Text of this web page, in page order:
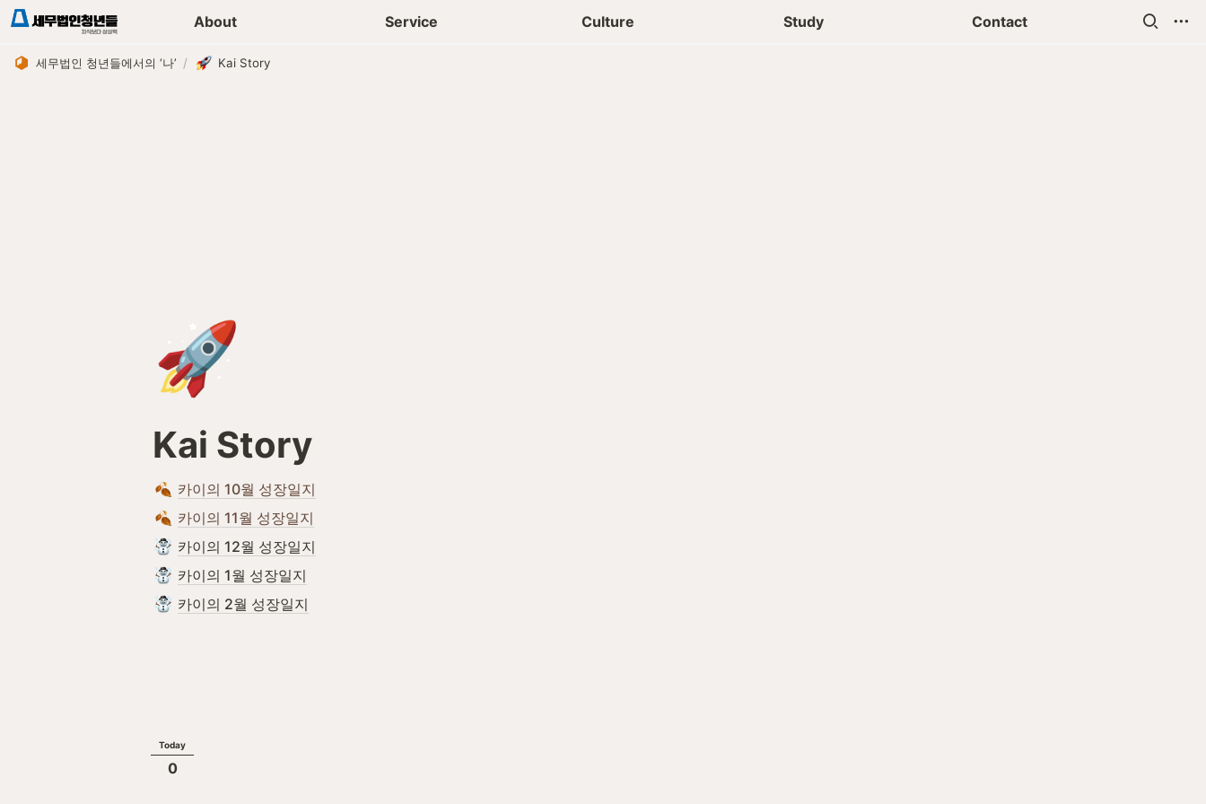
About Service Culture Study Contact
세무법인 청년들에서의 ‘나’ / Kai Story
세무가이드 콘텐츠 기장상담신청 청년들 일상
🚀
Kai Story
카이의 10월 성장일지
카이의 11월 성장일지
카이의 12월 성장일지
카이의 1월 성장일지
카이의 2월 성장일지
Today
0